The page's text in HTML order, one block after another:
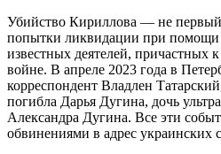
Убийство Кириллова — не
попытки ликвидации при помощи
известных деятелей, причастных
войне. В апреле 2023 года в
корреспондент Владлен
погибла Дарья Дугина, дочь
Александра Дугина. Все эти
обвинениями в адрес украинских